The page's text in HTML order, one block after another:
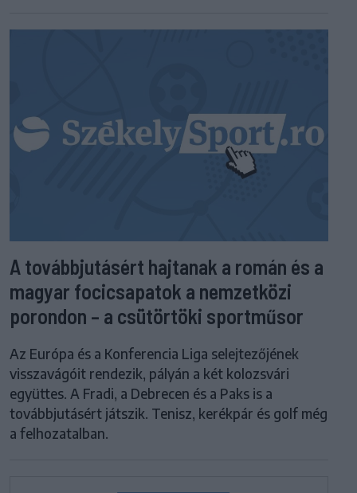
A továbbjutásért hajtanak a román és a
magyar focicsapatok a nemzetközi
porondon – a csütörtöki sportműsor
Az Európa és a Konferencia Liga selejtezőjének
visszavágóit rendezik, pályán a két kolozsvári
együttes. A Fradi, a Debrecen és a Paks is a
továbbjutásért játszik. Tenisz, kerékpár és golf még
a felhozatalban.